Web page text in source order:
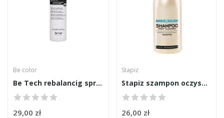
Be color
Be Tech rebalancig spray 150ml
29,00 zł
Stapiz
Stapiz szampon oczyszczający 1000ml
26,00 zł